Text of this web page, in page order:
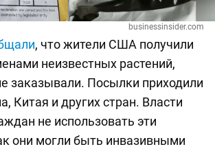
businessinsider.com
, что жители США получили
неизвестных растений,
заказывали. Посылки приходили
Китая и других стран. Власти
не использовать эти
они могли быть инвазивными